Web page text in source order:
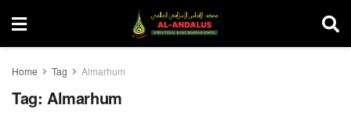
Home Tag Almarhum
Tag: Almarhum